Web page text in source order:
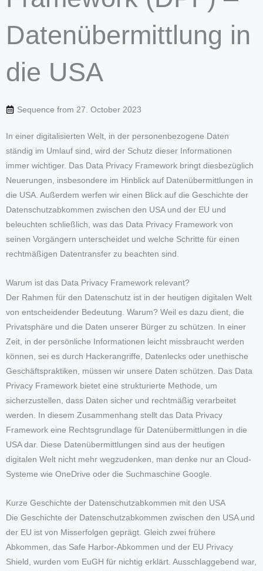
Datenübermittlung in
die USA
Sequence from 27. October 2023
In einer digitalisierten Welt, in der personenbezogene Daten
ständig im Umlauf sind, wird der Schutz dieser Informationen
immer wichtiger. Das Data Privacy Framework bringt diesbezüglich
Neuerungen, insbesondere im Hinblick auf Datenübermittlungen in
die USA. Außerdem werfen wir einen Blick auf die Geschichte der
Datenschutzabkommen zwischen den USA und der EU und
beleuchten schließlich, was das Data Privacy Framework von
seinen Vorgängern unterscheidet und welche Schritte für einen
rechtmäßigen Datentransfer zu beachten sind.
Warum ist das Data Privacy Framework relevant?
Der Rahmen für den Datenschutz ist in der heutigen digitalen Welt
von entscheidender Bedeutung. Warum? Weil es dazu dient, die
Privatsphäre und die Daten unserer Bürger zu schützen. In einer
Zeit, in der persönliche Informationen leicht missbraucht werden
können, sei es durch Hackerangriffe, Datenlecks oder unethische
Geschäftspraktiken, müssen wir unsere Daten schützen. Das Data
Privacy Framework bietet eine strukturierte Methode, um
sicherzustellen, dass Daten sicher und rechtmäßig verarbeitet
werden. In diesem Zusammenhang stellt das Data Privacy
Framework eine Rechtsgrundlage für Datenübermittlungen in die
USA dar. Diese Datenübermittlungen sind aus der heutigen
digitalen Welt nicht mehr wegzudenken, man denke nur an Cloud-
Systeme wie OneDrive oder die Suchmaschine Google.
Kurze Geschichte der Datenschutzabkommen mit den USA
Die Geschichte der Datenschutzabkommen zwischen den USA und
der EU ist von Misserfolgen geprägt. Gleich zwei frühere
Abkommen, das Safe Harbor-Abkommen und der EU Privacy
Shield, wurden vom EuGH für nichtig erklärt. Ausschlaggebend war,